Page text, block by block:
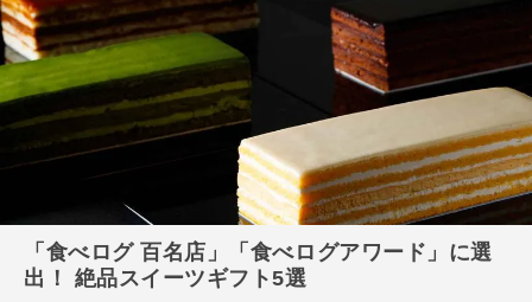
「食べログ 百名店」「食べログアワード」に選
出！ 絶品スイーツギフト5選